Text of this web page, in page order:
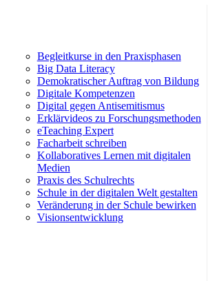
Begleitkurse in den Praxisphasen
Big Data Literacy
Demokratischer Auftrag von Bildung
Digitale Kompetenzen
Digital gegen Antisemitismus
Erklärvideos zu Forschungsmethoden
eTeaching Expert
Facharbeit schreiben
Kollaboratives Lernen mit digitalen
Medien
Praxis des Schulrechts
Schule in der digitalen Welt gestalten
Veränderung in der Schule bewirken
Visionsentwicklung